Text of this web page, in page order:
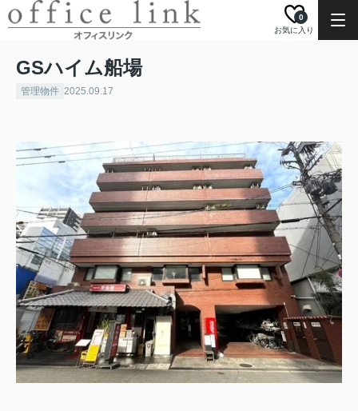
お気に入り
0
GSハイム船場
管理物件 2025.09.17